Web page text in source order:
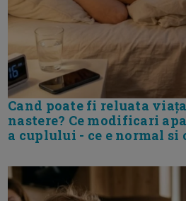
Cand poate fi reluata
nastere? Ce modificari
a cuplului - ce e normal si